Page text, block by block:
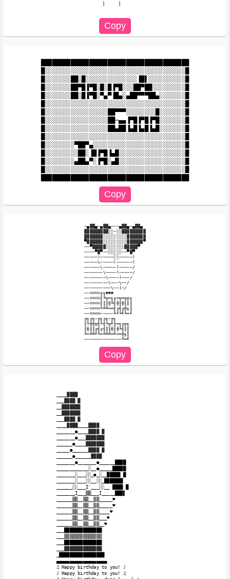
█░░░░░░░░░░░░░░░░░░░░░░░░░░░░░░░░░░░░░░█
█░░░░░░░██░█░░░░░░░░░░░░░░▐█▌░░░░░░░░░░█
█░░░░░░░██▀█▐▀█░█░█▐▀█░░░██▀██░░░░░░░░░█
█░░░░░░░██░█▐▀█░▀▄▀▐█▄░▄██▀▀▀██▄░░░░░░░█
█░░░░░░░░░░░░░░░░░░░░░░░░░░░░░░░░░░░░░░█
█░░░░░░░░░░░░░░░░░██▀▀▀░░░░░░░░█░░░░░░░█
█░░░░░░░░░░░░░░░░░██─▄▄▐▀█▐▀█▐▀█░░░░░░░█
█░░░░░░░░░░░░░░░░░██▄██▐▄█▐▄█▐▄█░░░░░░░█
█░░░░░░░░░░░░░░░░░░░░░░░░░░░░░░░░░░░░░░█
█░░░░░░░░▀██▀▄░░░░░░░░░░░░░░░░░░░░░░░░░█
█░░░░░░░░░██░▐█▐▀█▐▄█░░░░░░░░░░░░░░░░░░█
█░░░░░░░░▄██▄▀░▐▀█░▄█░░░░░░░░░░░░░░░░░░█
█░░░░░░░░░░░░░░░░░░░░░░░░░░░░░░░░░░░░░░█
─▄▓▓▄─▄▓▓▄───▄▓▓▄─▄▓▓▄
▓▓▓▓▓▓▓▓▓░░─░░▓▓▓▓▓▓▓▓▓
▓▓▓▓▓▓▓░░░░░░░░░▓▓▓▓▓▓▓
▀▓▓▓▓▓▓░░░░░░░░░▓▓▓▓▓▓▀
──▀▓▓▓▓▓░░░░░░░▓▓▓▓▓▀
────▀▓▀──░░░░░──▀▓▀
─────)─────░░─────)
─────\─────(──────(
──────\─────)─────/
───────\────(─────/
────────\────)───/
─────────\───\──/
──────────\──|─/
──☺☺☺☺╔╗☻☻☻
──☺☺☺☺║╚╦═╗╔═╦═╦╦╗
──☺☺☺☺║║║╬╚╣╬║╬║║║
──☺☺☺☺╚╩╩══╣╔╣╔╬╗║
──☺☺☺☺─────╚╝╚╝╚═╝
╔╗╔╗─╔╗╔╗─╔╗
║╚╬╬╦╣╚╣╚╦╝╠═╗╔╦╗
║╬║║╔╣╔╣║║╬║╬╚╣║║
╚═╩╩╝╚═╩╩╩═╩══╬╗║
____▓▓▓▓
___▓▓▓▓ ▓
__▓▓▓▓▓▓▓
__▓▓▓▓▓▓▓
___▓▓▓▓ ▓
____▓▓▓▓____▓▓▓▓
_______●____▓▓▓▓ ▓
_______●___▓▓▓▓▓▓▓
______●____▓▓▓▓▓▓▓
_____●______▓▓▓▓ ▓
______●______▓▓▓▓
_______●_______●______████
____________░__●_____█████
_______░___░░_●_░__█████ █
_______░___░░__░░_███████
______░░___I'___░░__ ████ █
_______I___▒▒___I_____███▌
______▒▒__▒▒__▒▒_____♥
______▒▒__▒▒__▒▒_____♥
______▒▒__▒▒__▒▒____♥
______▒▒__▒▒__▒▒___♥
______▒▒__▒▒__▒▒__♥
___▒▒▒▒▒▒▒▒▒▒▒▒▒▒
___▓▓▓▓▓▓▓▓▓▓▓▓▓▓
▄▄▄▄▄▄▄▄▄▄▄▄▄▄▄▄▄▄▄
♫ Happy birthday to you! ♪
♪ Happy birthday to you! ♫